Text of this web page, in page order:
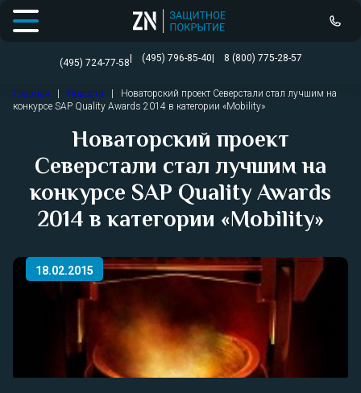
содержимому
Открыть меню
(495) 724-77-58 (495) 796-85-40 8 (800) 775-28-57
Главная Новости
Новаторский проект Северстали стал лучшим на
конкурсе SAP Quality Awards 2014 в категории «Mobility»
Новаторский проект
Северстали стал лучшим на
конкурсе SAP Quality Awards
2014 в категории «Mobility»
18.02.2015